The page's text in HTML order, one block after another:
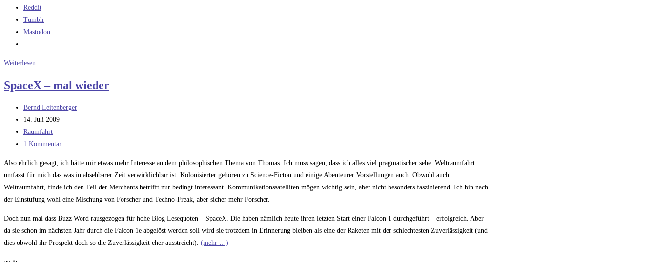
Reddit
Tumblr
Mastodon
Weiterlesen
SpaceX
SpaceX – mal wieder
Beitrags-
Autor:
Bernd Leitenberger
Beitrag
veröffentlicht:
14. Juli 2009
Beitrags-
Kategorie:
Raumfahrt
Beitrags-
1 Kommentar
Also ehrlich gesagt, ich hätte mir etwas mehr Interesse an dem philosophischen Thema von Thomas. Ich muss sagen, dass ich alles viel pragmatischer sehe: Weltraumfahrt
umfasst für mich das was in absehbarer Zeit verwirklichbar ist. Kolonisierter gehören zu Science-Ficton und einige Abenteurer Vorstellungen auch. Obwohl auch
Weltraumfahrt, finde ich den Teil der Merchants betrifft nur bedingt interessant. Kommunikationssatelliten mögen wichtig sein, aber nicht besonders faszinierend. Ich bin nach
der Einstufung wohl eine Mischung von Forscher und Techno-Freak, aber sicher mehr Forscher.
Doch nun mal dass Buzz Word rausgezogen für hohe Blog Lesequoten – SpaceX. Die haben nämlich heute ihren letzten Start einer Falcon 1 durchgeführt – erfolgreich. Aber
da sie schon im nächsten Jahr durch die Falcon 1e abgelöst werden soll wird sie trotzdem in Erinnerung bleiben als eine der Raketen mit der schlechtesten Zuverlässigkeit (und
dies obwohl ihr Prospekt doch so die Zuverlässigkeit eher ausstreicht). (mehr …)